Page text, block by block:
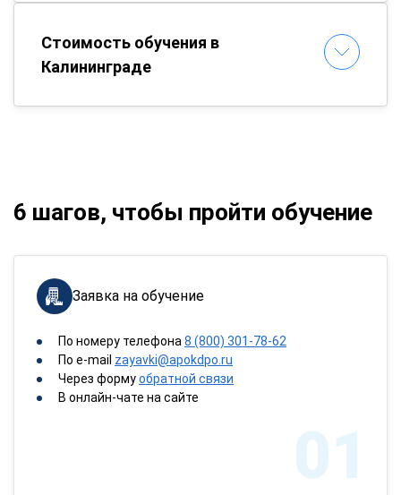
Стоимость обучения в
Калининграде
6 шагов, чтобы пройти обучение
Заявка на обучение
По номеру телефона 8 (800) 301-78-62
По e-mail zayavki@apokdpo.ru
Через формуобратной связи
В онлайн-чате на сайте
01